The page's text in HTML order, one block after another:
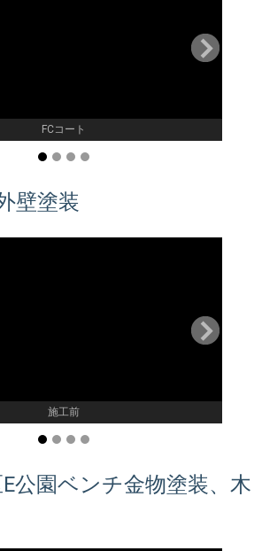
FCコート
壁塗装
施工前
公園ベンチ金物塗装、木